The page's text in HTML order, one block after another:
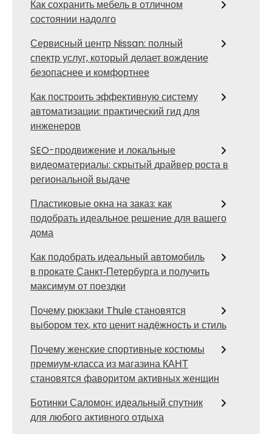
Как сохранить мебель в отличном
состоянии надолго
Сервисный центр Nissan: полный
спектр услуг, который делает вождение
безопаснее и комфортнее
Как построить эффективную систему
автоматизации: практический гид для
инженеров
SEO-продвижение и локальные
видеоматериалы: скрытый драйвер роста в
региональной выдаче
Пластиковые окна на заказ: как
подобрать идеальное решение для вашего
дома
Как подобрать идеальный автомобиль
в прокате Санкт‑Петербурга и получить
максимум от поездки
Почему рюкзаки Thule становятся
выбором тех, кто ценит надёжность и стиль
Почему женские спортивные костюмы
премиум‑класса из магазина КАНТ
становятся фаворитом активных женщин
Ботинки Саломон: идеальный спутник
для любого активного отдыха